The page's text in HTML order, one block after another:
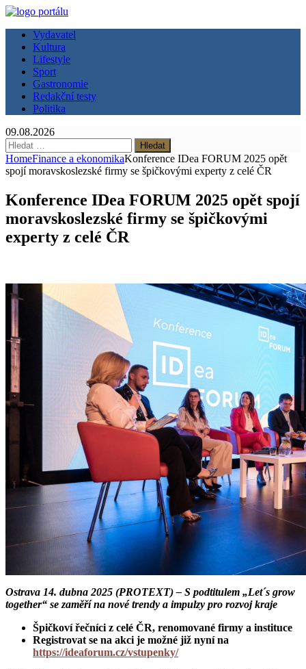
Vydavatel
Kultura
Lifestyle
Sport
Gastronomie
Redakční testy
Politika
09.08.2026
Vyhledávání
HomeFinance a ekonomikaKonference IDea FORUM 2025 opět
spojí moravskoslezské firmy se špičkovými experty z celé ČR
Konference IDea FORUM 2025 opět spojí
moravskoslezské firmy se špičkovými
experty z celé ČR
Ostrava 14. dubna 2025 (PROTEXT) – S podtitulem „Let´s grow
together“ se zaměří na nové trendy a impulzy pro rozvoj kraje
Špičkoví řečníci z celé ČR, renomované firmy a instituce
Registrovat se na akci je možné již nyní na
https://ideaforum.cz/vstupenky/